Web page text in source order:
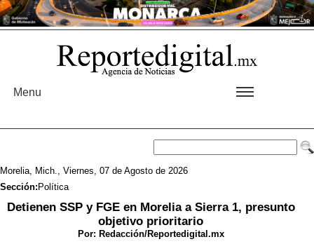
Menu
Morelia, Mich., Viernes, 07 de Agosto de 2026
Sección: Política
Detienen SSP y FGE en Morelia a Sierra 1, presunto
objetivo prioritario
Por: Redacción/Reportedigital.mx